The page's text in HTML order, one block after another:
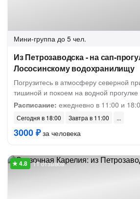
Мини-группа до 5 чел.
Из Петрозаводска - на сап-
Лососинскому водохранилищу
Погрузитесь в атмосферу северной
тишиной и покоем на водной прогулке
Расписание: ежедневно в 11:00 и
Сегодня в 18:00 Завтра в 11:00
3000 ₽за человека
11 отзывов